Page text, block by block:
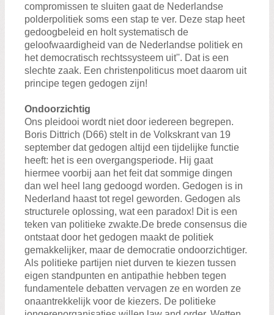
compromissen te sluiten gaat de Nederlandse
polderpolitiek soms een stap te ver. Deze stap heet
gedoogbeleid en holt systematisch de
geloofwaardigheid van de Nederlandse politiek en
het democratisch rechtssysteem uit''. Dat is een
slechte zaak. Een christenpoliticus moet daarom uit
principe tegen gedogen zijn!
Ondoorzichtig
Ons pleidooi wordt niet door iedereen begrepen.
Boris Dittrich (D66) stelt in de Volkskrant van 19
september dat gedogen altijd een tijdelijke functie
heeft: het is een overgangsperiode. Hij gaat
hiermee voorbij aan het feit dat sommige dingen
dan wel heel lang gedoogd worden. Gedogen is in
Nederland haast tot regel geworden. Gedogen als
structurele oplossing, wat een paradox! Dit is een
teken van politieke zwakte.De brede consensus die
ontstaat door het gedogen maakt de politiek
gemakkelijker, maar de democratie ondoorzichtiger.
Als politieke partijen niet durven te kiezen tussen
eigen standpunten en antipathie hebben tegen
fundamentele debatten vervagen ze en worden ze
onaantrekkelijk voor de kiezers. De politieke